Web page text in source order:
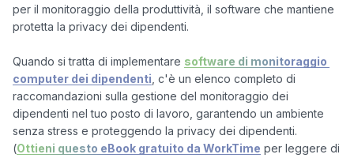
per il monitoraggio della produttività, il software che mantiene
protetta la privacy dei dipendenti.
Quando si tratta di implementare software di monitoraggio
computer dei dipendenti, c'è un elenco completo di
raccomandazioni sulla gestione del monitoraggio dei
dipendenti nel tuo posto di lavoro, garantendo un ambiente
senza stress e proteggendo la privacy dei dipendenti.
(Ottieni questo eBook gratuito da WorkTime per leggere di